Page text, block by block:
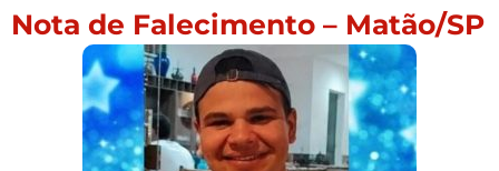
Nota de Falecimento – Matão/SP